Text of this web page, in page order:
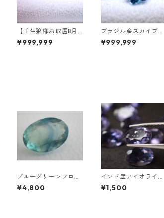
【壬生狼様お取置8月
下旬まで】マダガスカ
ル産スフェーン ラウン
¥999,999
ブラジル産スカイブル
ートパーズ スノーフレ
ークカットルース 1.5c
¥999,999
ブルーグリーンフロー
ライト オーバルカット
ルース 10.2ct 15.4mm
¥4,800
インド産アイオライト
サンストーンガチャ 6
x4mm前後 0.4ct前後
¥1,500